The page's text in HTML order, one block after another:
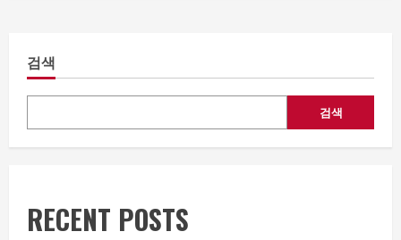
검색
검색
RECENT POSTS